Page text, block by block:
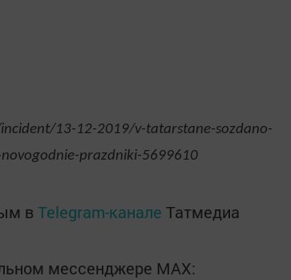
13-12-2019/v-tatarstane-sozdano-
prazdniki-5699610
в Telegram-канале Татмедиа
мессенджере MАХ: